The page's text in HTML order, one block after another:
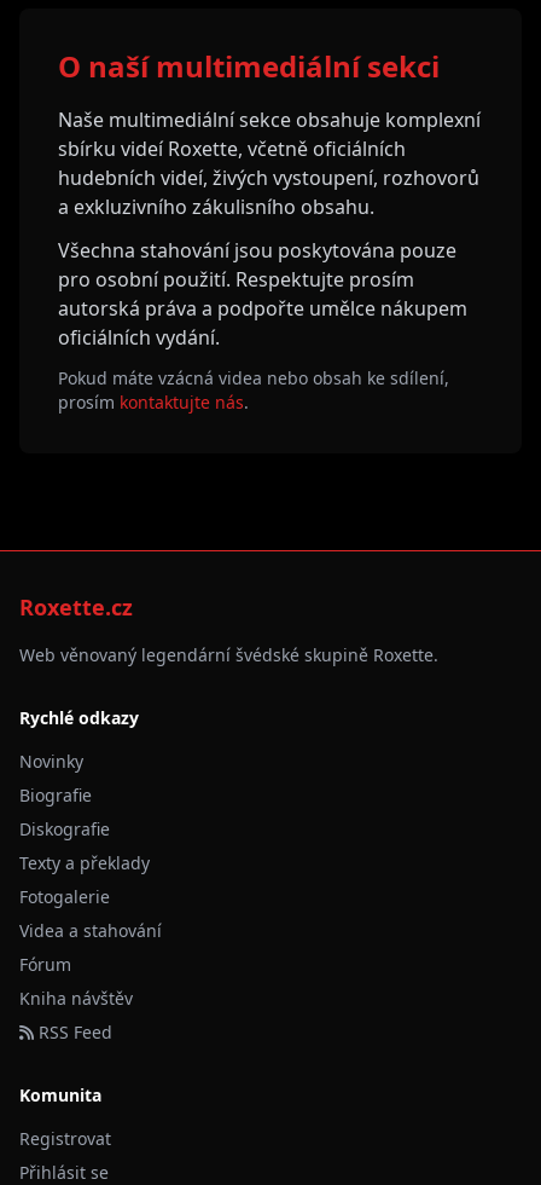
O naší multimediální sekci
Naše multimediální sekce obsahuje komplexní
sbírku videí Roxette, včetně oficiálních
hudebních videí, živých vystoupení, rozhovorů
a exkluzivního zákulisního obsahu.
Všechna stahování jsou poskytována pouze
pro osobní použití. Respektujte prosím
autorská práva a podpořte umělce nákupem
oficiálních vydání.
Pokud máte vzácná videa nebo obsah ke sdílení,
prosím kontaktujte nás.
Roxette.cz
Web věnovaný legendární švédské skupině Roxette.
Rychlé odkazy
Novinky
Biografie
Diskografie
Texty a překlady
Fotogalerie
Videa a stahování
Fórum
Kniha návštěv
RSS Feed
Komunita
Registrovat
Přihlásit se